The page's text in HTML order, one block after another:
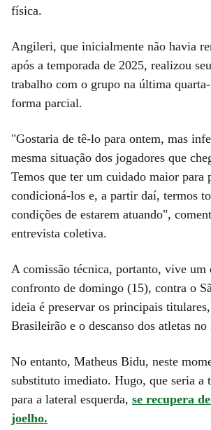
física.
Angileri, que inicialmente não havia
após a temporada de 2025, realizou
trabalho com o grupo na última
forma parcial.
"Gostaria de tê-lo para ontem, mas
mesma situação dos jogadores que
Temos que ter um cuidado maior para
condicioná-los e, a partir daí, termos
condições de estarem atuando",
entrevista coletiva.
A comissão técnica, portanto, vive um
confronto de domingo (15), contra o
ideia é preservar os principais
Brasileirão e o descanso dos atletas no
No entanto, Matheus Bidu, neste
substituto imediato. Hugo, que seria a
para a lateral esquerda, se recupera
joelho.